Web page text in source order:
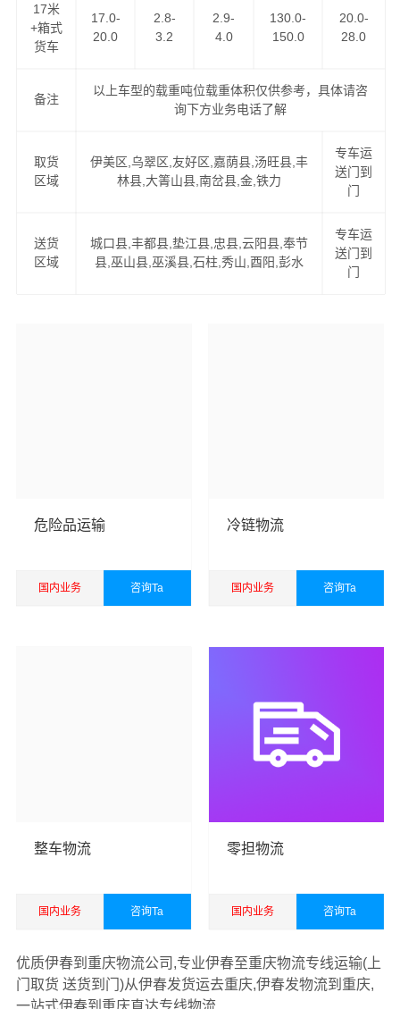
价格优惠，运货及时，欢迎来电咨询伊春至重庆专线，
信物流公司
伊春到重庆物流服务项目
1、提供一站式门到门伊春到重庆物流服务（上门提货、家
具拆卸、物品包装、送货到您的家中）。
具、古董、雕塑、艺术品、名贵字画等。
2、可上门看货，现场为客户提供准确报价，并提供运输方
售，电子商务，从事货物进口及技术进口业务。
面向国内国际为您提供
伊春到重庆货运专线 ，包括国内
17米
+箱式
货车
17.0-
20.0
2.8-
3.2
2.9-
4.0
130.0-
150.0
20.0-
28.0
备注
以上车型的载重吨位载重体积仅供参考，具体请咨
询下方业务电话了解
取货
区域
伊美区,乌翠区,友好区,嘉荫县,汤旺县,丰
林县,大箐山县,南岔县,金,铁力
专车运
送门到
门
送货
区域
城口县,丰都县,垫江县,忠县,云阳县,奉节
县,巫山县,巫溪县,石柱,秀山,酉阳,彭水
专车运
送门到
门
危险品运输
国内业务 咨询Ta
冷链物流
国内业务 咨询Ta
整车物流
国内业务 咨询Ta
零担物流
国内业务 咨询Ta
优质伊春到重庆物流公司,专业伊春至重庆物流专线运输(上
门取货 送货到门)从伊春发货运去重庆,伊春发物流到重庆,